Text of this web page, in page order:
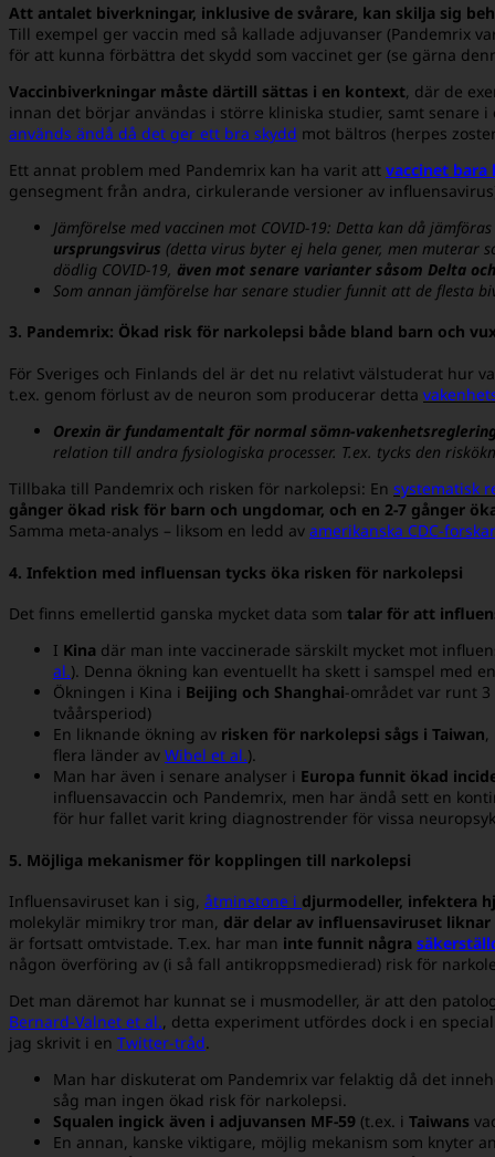
Att antalet biverkningar, inklusive de svårare, kan skilja sig
Till exempel ger vaccin med så kallade adjuvanser (Pandemrix
för att kunna förbättra det skydd som vaccinet ger (se gärna
Vaccinbiverkningar måste därtill sättas i en kontext, där de
innan det börjar användas i större kliniska studier, samt senare
används ändå då det ger ett bra skydd mot bältros (herpes
Ett annat problem med Pandemrix kan ha varit att vaccinet bara
gensegment från andra, cirkulerande versioner av
Jämförelse med vaccinen mot COVID-19: Detta kan då
ursprungsvirus (detta virus byter ej hela gener, men muterar
dödlig COVID-19, även mot senare varianter såsom Delta
Som annan jämförelse har senare studier funnit att de flesta
3. Pandemrix: Ökad risk för narkolepsi både bland barn och
För Sveriges och Finlands del är det nu relativt välstuderat hur
t.ex. genom förlust av de neuron som producerar detta
Orexin är fundamentalt för normal sömn-
relation till andra fysiologiska processer. T.ex. tycks den
Tillbaka till Pandemrix och risken för narkolepsi: En systematisk
gånger ökad risk för barn och ungdomar, och en 2-7 gånger
Samma meta-analys – liksom en ledd av amerikanska CDC-
4. Infektion med influensan tycks öka risken för narkolepsi
Det finns emellertid ganska mycket data som talar för att
I Kina där man inte vaccinerade särskilt mycket mot
al.). Denna ökning kan eventuellt ha skett i samspel med en
Ökningen i Kina i Beijing och Shanghai-området var runt 3
tvåårsperiod)
En liknande ökning av risken för narkolepsi sågs i Taiwan,
flera länder av Wibel et al.).
Man har även i senare analyser i Europa funnit ökad
influensavaccin och Pandemrix, men har ändå sett en
för hur fallet varit kring diagnostrender för vissa
5. Möjliga mekanismer för kopplingen till narkolepsi
Influensaviruset kan i sig, åtminstone i djurmodeller, infektera
molekylär mimikry tror man, där delar av influensaviruset liknar
är fortsatt omtvistade. T.ex. har man inte funnit några
någon överföring av (i så fall antikroppsmedierad) risk för
Det man däremot har kunnat se i musmodeller, är att den
Bernard-Valnet et al., detta experiment utfördes dock i en
jag skrivit i en Twitter-tråd.
Man har diskuterat om Pandemrix var felaktig då det
såg man ingen ökad risk för narkolepsi.
Squalen ingick även i adjuvansen MF-59 (t.ex. i Taiwans
En annan, kanske viktigare, möjlig mekanism som knyter